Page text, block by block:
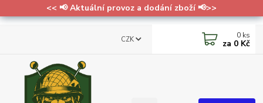
<< 📢 Aktuální provoz a dodání zboží 📢>>
CZK 0 ks
za 0 Kč